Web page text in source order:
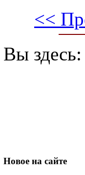
<<
Вы здесь:
Новое на сайте